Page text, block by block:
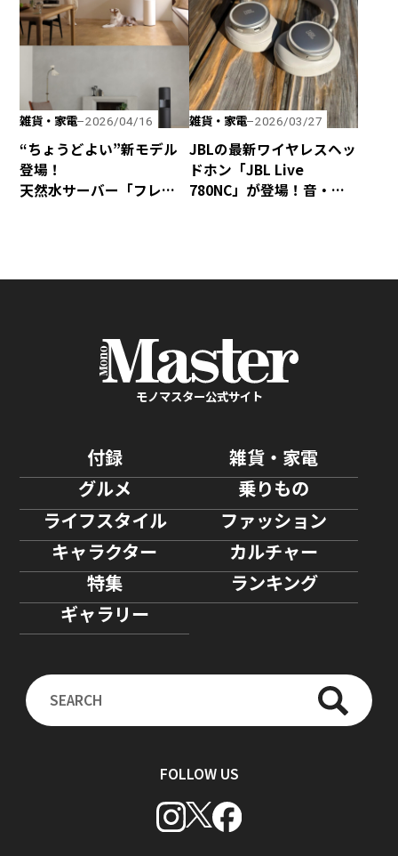
雑貨・家電 2026/04/16
“ちょうどよい”新モデル
登場！
天然水サーバー「フレ
雑貨・家電 2026/03/27
JBLの最新ワイヤレスヘッ
ドホン「JBL Live
780NC」が登場！音・装
モノマスター公式サイト
付録
雑貨・家電
グルメ
乗りもの
ライフスタイル
ファッション
キャラクター
カルチャー
特集
ランキング
ギャラリー
FOLLOW US